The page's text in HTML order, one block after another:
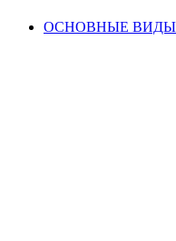
ОСНОВНЫЕ ВИДЫ